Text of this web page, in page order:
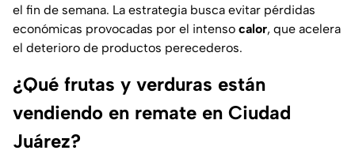
el fin de semana. La estrategia busca evitar pérdidas
económicas provocadas por el intenso calor, que acelera
el deterioro de productos perecederos.
¿Qué frutas y verduras están
vendiendo en remate en Ciudad
Juárez?